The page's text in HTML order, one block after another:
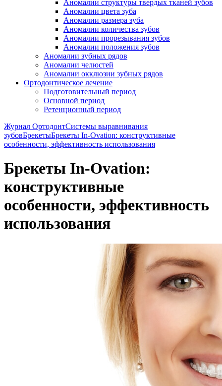
Аномалии структуры твердых тканей зубов
Аномалии цвета зуба
Аномалии размера зуба
Аномалии количества зубов
Аномалии прорезывания зубов
Аномалии положения зубов
Аномалии зубных рядов
Аномалии челюстей
Аномалии окклюзии зубных рядов
Ортодонтическое лечение
Подготовительный период
Основной период
Ретенционный период
Журнал ОртодонтСистемы выравнивания
зубовБрекетыБрекеты In-Ovation: конструктивные
особенности, эффективность использования
Брекеты In-Ovation:
конструктивные
особенности, эффективность
использования